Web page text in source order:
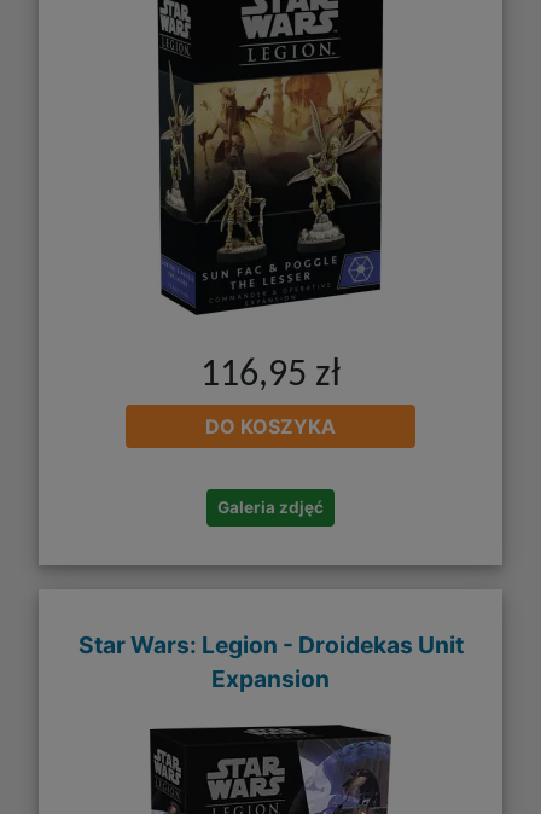
116,95 zł
DO KOSZYKA
Galeria zdjęć
Star Wars: Legion - Droidekas Unit
Expansion